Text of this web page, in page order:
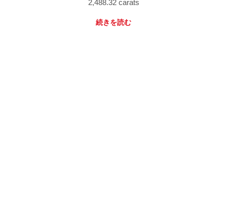
2,488.32 carats
続きを読む